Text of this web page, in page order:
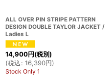
ALL OVER PIN STRIPE PATTERN
DESIGN DOUBLE TAYLOR JACKET /
Ladies L
14,900円(税別)
(税込: 16,390円)
Stock Only 1